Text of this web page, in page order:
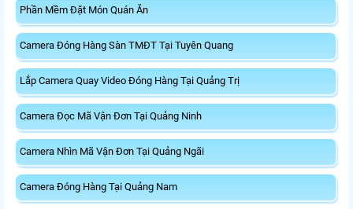
Phần Mềm Đặt Món Quán Ăn
Camera Đóng Hàng Sàn TMĐT Tại Tuyên Quang
Lắp Camera Quay Video Đóng Hàng Tại Quảng Trị
Camera Đọc Mã Vận Đơn Tại Quảng Ninh
Camera Nhìn Mã Vận Đơn Tại Quảng Ngãi
Camera Đóng Hàng Tại Quảng Nam